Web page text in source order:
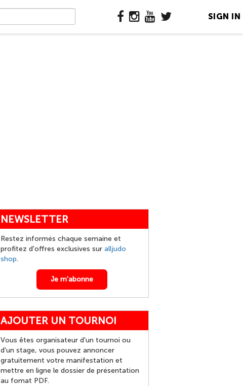
SIGN IN
NEWSLETTER
Restez informés chaque semaine et
profitez d'offres exclusives sur alljudo
shop.
Je m'abonne
AJOUTER UN TOURNOI
Vous êtes organisateur d'un tournoi ou
d'un stage, vous pouvez annoncer
gratuitement votre manifestation et
mettre en ligne le dossier de présentation
au fomat PDF.